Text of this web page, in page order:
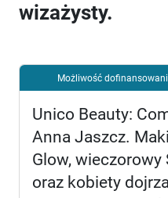
wizażysty.
Możliwość
Unico Beauty:
Anna Jaszcz.
Glow, wieczorowy
oraz kobiety